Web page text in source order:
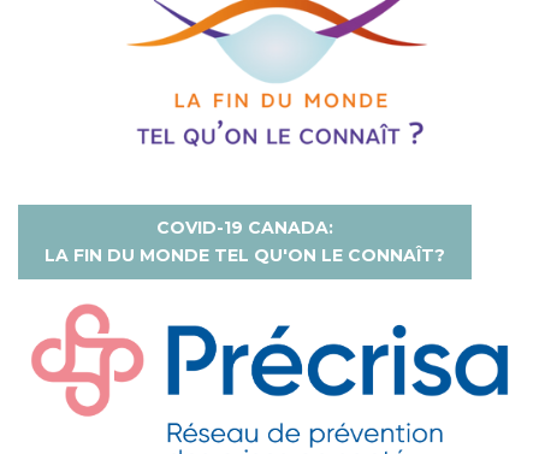
COVID-19 CANADA:
LA FIN DU MONDE TEL QU'ON LE CONNAÎT?